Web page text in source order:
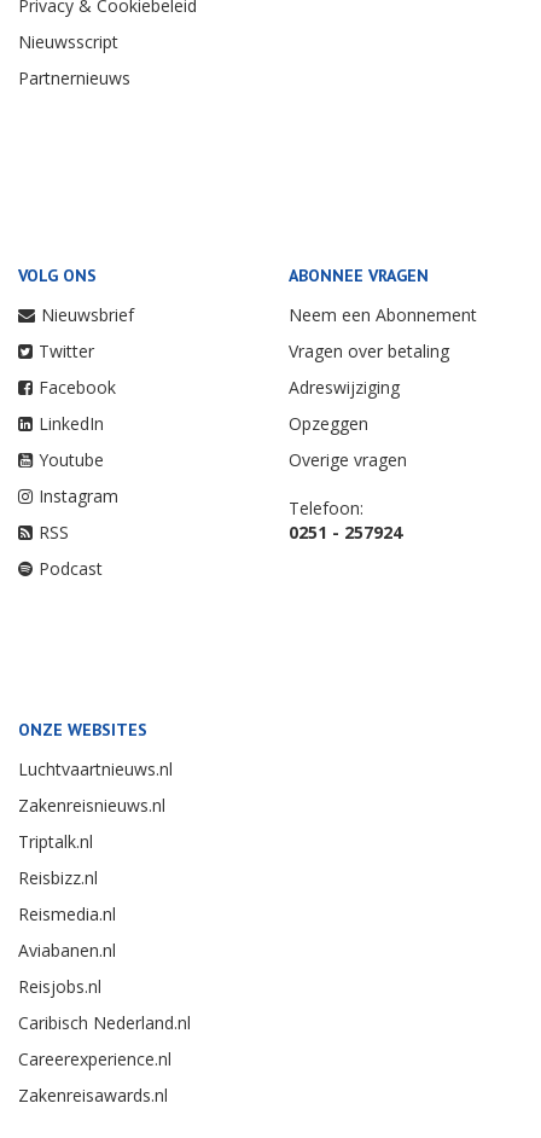
Privacy & Cookiebeleid
Nieuwsscript
Partnernieuws
VOLG ONS
Nieuwsbrief
Twitter
Facebook
LinkedIn
Youtube
Instagram
RSS
Podcast
ABONNEE VRAGEN
Neem een Abonnement
Vragen over betaling
Adreswijziging
Opzeggen
Overige vragen
Telefoon:
0251 - 257924
ONZE WEBSITES
Luchtvaartnieuws.nl
Zakenreisnieuws.nl
Triptalk.nl
Reisbizz.nl
Reismedia.nl
Aviabanen.nl
Reisjobs.nl
Caribisch Nederland.nl
Careerexperience.nl
Zakenreisawards.nl